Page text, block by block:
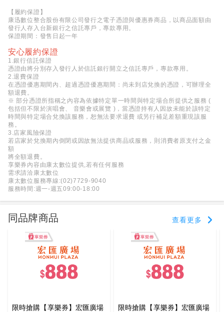
【履約保證】
康迅數位整合股份有限公司發行之電子憑證與優惠券商品，以商品面額由
發行人存入台新銀行之信託專戶，專款專用。
保證期間：發售日起一年
安心履約保證
1.銀行信託保證
憑證由將分別存入發行人於信託銀行開立之信託專戶，專款專用。
2.退費保證
在憑證優惠期間內、超過憑證優惠期間：尚未到店兌換的憑證，可辦理全
額退費。
※ 部分憑證所指稱之內容為依據特定單一時間與特定場合所提供之服務 (
包括但不限於演唱會、 音樂會或展覽 )，當憑證持有人因故未能於該特定
時間與特定場合兌換該服務，恕無法要求退費 或另行補足差額重現該服
務。
3.店家風險保證
若店家於兌換期內倒閉或因故無法提供商品或服務，則消費者原支付之金
額
將全額退費。
享樂券內容由康太數位提供,若有任何服務
需求請洽康太數位
康太數位服務專線:(02)7729-9040
服務時間:週一-週五09:00-18:00
同品牌商品 查看更多
限時搶購【享樂券】宏匯廣場 限時搶購【享樂券】宏匯廣場